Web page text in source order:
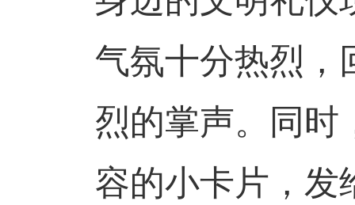
气氛十分热烈，
烈的掌声。同时
容的小卡片，发